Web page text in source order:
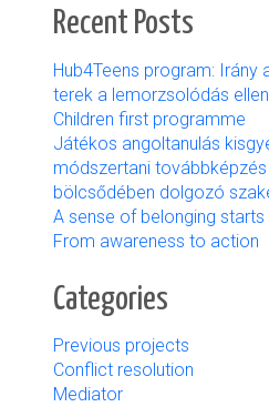
Recent Posts
Hub4Teens program: Irány
terek a lemorzsolódás ellen
Children first programme
Játékos angoltanulás
módszertani
bölcsődében dolgozó
A sense of belonging starts
From awareness to action
Categories
Previous projects
Conflict resolution
Mediator